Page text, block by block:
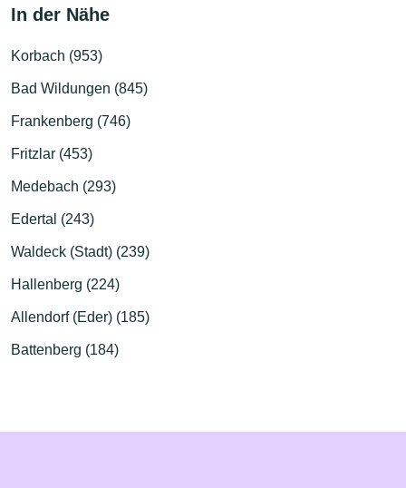
In der Nähe
Korbach (953)
Bad Wildungen (845)
Frankenberg (746)
Fritzlar (453)
Medebach (293)
Edertal (243)
Waldeck (Stadt) (239)
Hallenberg (224)
Allendorf (Eder) (185)
Battenberg (184)